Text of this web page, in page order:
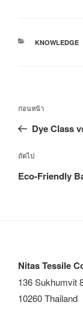
KNOWLEDGE
ก่อนหน้า
Dye Class
ถัดไป
Eco-Friendly
Nitas Tessile
136 Sukhumvit
10260 Thailand